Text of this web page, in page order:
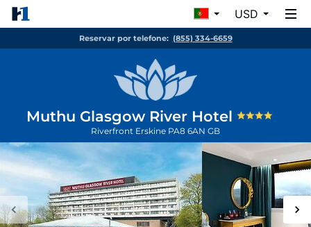
USD
Reservar por telefone: (855) 334-6659
Muthu Glasgow River Hotel
Riverfront Erskine PA8 6AN GB